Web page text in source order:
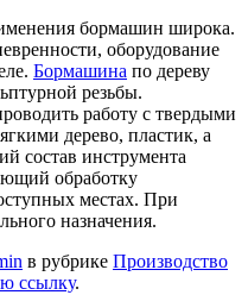
бормашин широка.
оборудование
Бормашина по дереву
резьбы.
работу с твердыми
дерево, пластик, а
состав инструмента
обработку
местах. При
назначения.
в рубрике Производство
ссылку.